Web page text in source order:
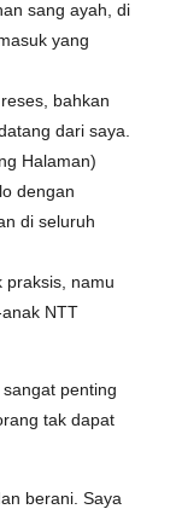
sang ayah, di
yang
bahkan
dari saya.
Halaman)
dengan
di seluruh
praksis, namu
NTT
penting
tak dapat
berani. Saya